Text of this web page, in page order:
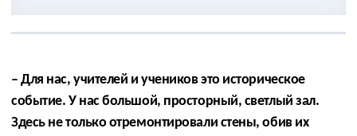
– Для нас, учителей и учеников это историческое
событие. У нас большой, просторный, светлый зал.
Здесь не только отремонтировали стены, обив их